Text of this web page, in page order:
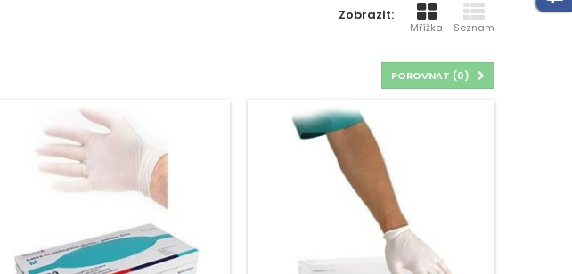
Zobrazit:
Mřížka Seznam
POROVNAT (0)